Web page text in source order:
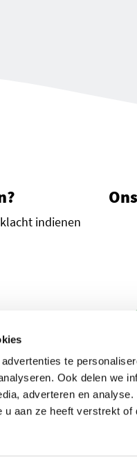
te
Ook delen we
adverteren en
aan ze heeft verstrekt
tabblad)
tabblad)
(opent in een nieuw
indienen